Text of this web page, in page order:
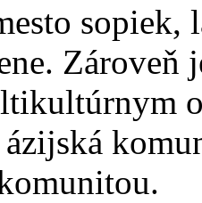
sopiek,
Zároveň